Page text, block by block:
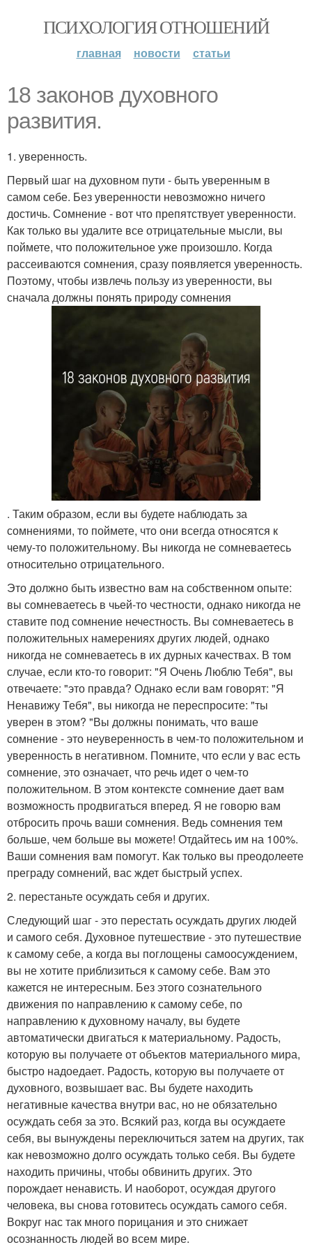
ПСИХОЛОГИЯ ОТНОШЕНИЙ
главная новости статьи
18 законов духовного
развития.
1. уверенность.
Первый шаг на духовном пути - быть уверенным в
самом себе. Без уверенности невозможно ничего
достичь. Сомнение - вот что препятствует уверенности.
Как только вы удалите все отрицательные мысли, вы
поймете, что положительное уже произошло. Когда
рассеиваются сомнения, сразу появляется уверенность.
Поэтому, чтобы извлечь пользу из уверенности, вы
сначала должны понять природу сомнения
. Таким образом, если вы будете наблюдать за
сомнениями, то поймете, что они всегда относятся к
чему-то положительному. Вы никогда не сомневаетесь
относительно отрицательного.
Это должно быть известно вам на собственном опыте:
вы сомневаетесь в чьей-то честности, однако никогда не
ставите под сомнение нечестность. Вы сомневаетесь в
положительных намерениях других людей, однако
никогда не сомневаетесь в их дурных качествах. В том
случае, если кто-то говорит: "Я Очень Люблю Тебя", вы
отвечаете: "это правда? Однако если вам говорят: "Я
Ненавижу Тебя", вы никогда не переспросите: "ты
уверен в этом? "Вы должны понимать, что ваше
сомнение - это неуверенность в чем-то положительном и
уверенность в негативном. Помните, что если у вас есть
сомнение, это означает, что речь идет о чем-то
положительном. В этом контексте сомнение дает вам
возможность продвигаться вперед. Я не говорю вам
отбросить прочь ваши сомнения. Ведь сомнения тем
больше, чем больше вы можете! Отдайтесь им на 100%.
Ваши сомнения вам помогут. Как только вы преодолеете
преграду сомнений, вас ждет быстрый успех.
2. перестаньте осуждать себя и других.
Следующий шаг - это перестать осуждать других людей
и самого себя. Духовное путешествие - это путешествие
к самому себе, а когда вы поглощены самоосуждением,
вы не хотите приблизиться к самому себе. Вам это
кажется не интересным. Без этого сознательного
движения по направлению к самому себе, по
направлению к духовному началу, вы будете
автоматически двигаться к материальному. Радость,
которую вы получаете от объектов материального мира,
быстро надоедает. Радость, которую вы получаете от
духовного, возвышает вас. Вы будете находить
негативные качества внутри вас, но не обязательно
осуждать себя за это. Всякий раз, когда вы осуждаете
себя, вы вынуждены переключиться затем на других, так
как невозможно долго осуждать только себя. Вы будете
находить причины, чтобы обвинить других. Это
порождает ненависть. И наоборот, осуждая другого
человека, вы снова готовитесь осуждать самого себя.
Вокруг нас так много порицания и это снижает
осознанность людей во всем мире.